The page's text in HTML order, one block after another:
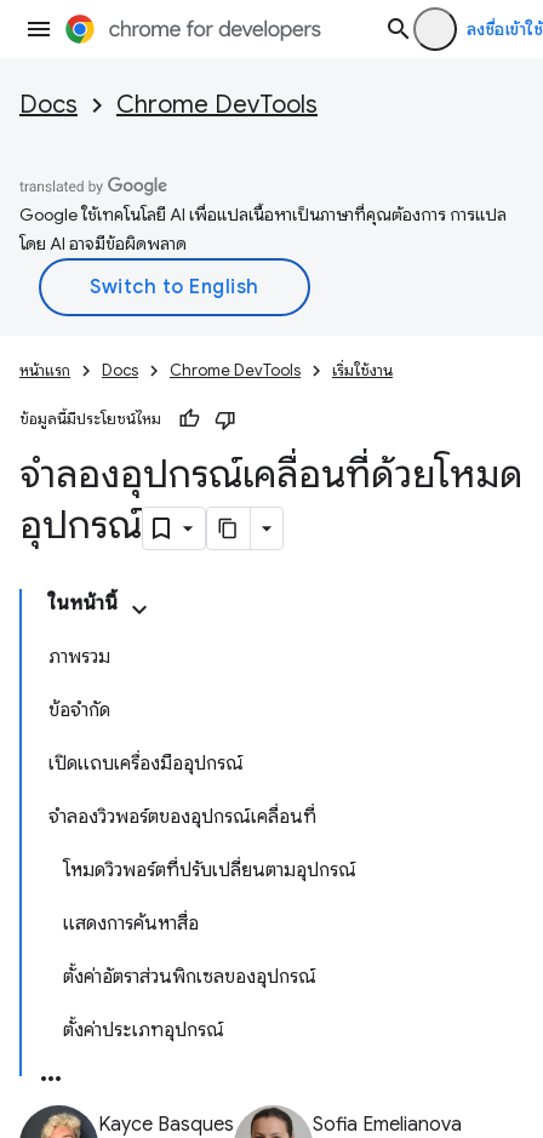
ลงชื่อเข้าใช้
Docs Chrome DevTools
Google ใช้เทคโนโลยี AI เพื่อแปลเนื้อหาเป็นภาษาที่คุณต้องการ การแปล
โดย AI อาจมีข้อผิดพลาด
หน้าแรก Docs Chrome DevTools เริ่มใช้งาน
ข้อมูลนี้มีประโยชน์ไหม
จำลองอุปกรณ์เคลื่อนที่ด้วยโหมด
อุปกรณ์
ในหน้านี้
ภาพรวม
ข้อจำกัด
เปิดแถบเครื่องมืออุปกรณ์
จำลองวิวพอร์ตของอุปกรณ์เคลื่อนที่
โหมดวิวพอร์ตที่ปรับเปลี่ยนตามอุปกรณ์
แสดงการค้นหาสื่อ
ตั้งค่าอัตราส่วนพิกเซลของอุปกรณ์
ตั้งค่าประเภทอุปกรณ์
Kayce Basques Sofia Emelianova